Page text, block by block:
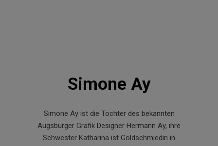
Simone Ay
Simone Ay ist die Tochter des bekannten
Augsburger Grafik Designer Hermann Ay, ihre
Schwester Katharina ist Goldschmiedin in